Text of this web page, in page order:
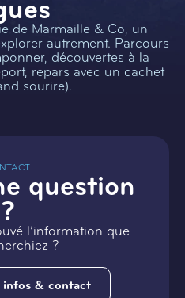
de Marmaille & Co, un
autrement. Parcours
découvertes à la
repars avec un cachet
sourire).
question
?
l’information que
?
infos & contact